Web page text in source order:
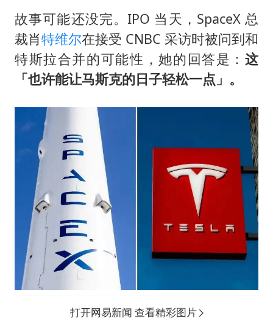
故事可能还没完。IPO 当天，SpaceX 总
裁肖特维尔在接受 CNBC 采访时被问到和
特斯拉合并的可能性，她的回答是：这
「也许能让马斯克的日子轻松一点」。
打开网易新闻 查看精彩图片